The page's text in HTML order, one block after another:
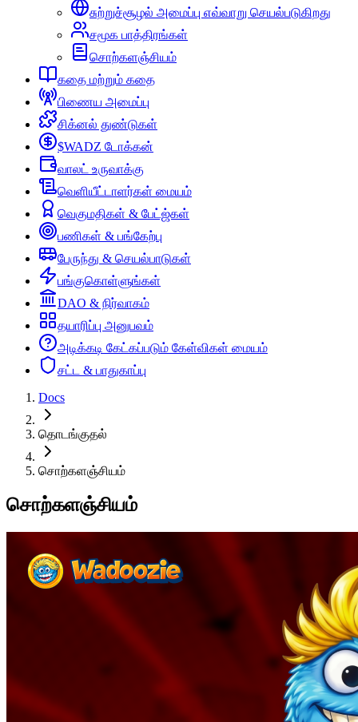
சுற்றுச்சூழல் அமைப்பு எவ்வாறு செயல்படுகிறது
சமூக பாத்திரங்கள்
சொற்களஞ்சியம்
கதை மற்றும் கதை
பிணைய அமைப்பு
சிக்னல் துண்டுகள்
$WADZ டோக்கன்
வாலட் உருவாக்கு
வெளியீட்டாளர்கள் மையம்
வெகுமதிகள் & பேட்ஜ்கள்
பணிகள் & பங்கேற்பு
பேருந்து & செயல்பாடுகள்
பங்குகொள்ளுங்கள்
DAO & நிர்வாகம்
தயாரிப்பு அனுபவம்
அடிக்கடி கேட்கப்படும் கேள்விகள் மையம்
சட்ட & பாதுகாப்பு
Docs
தொடங்குதல்
சொற்களஞ்சியம்
சொற்களஞ்சியம்